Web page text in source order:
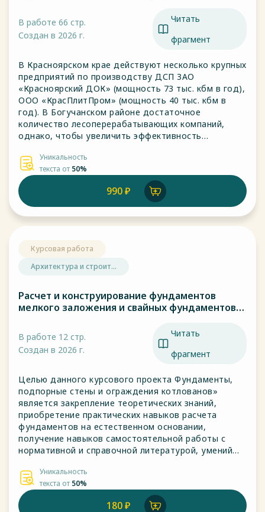
В работе 66 стр.
Создан в 2026 г.
Читать
фрагмент
В Красноярском крае действуют несколько крупных
предприятий по производству ДСП ЗАО
«Красноярский ДОК» (мощность 73 тыс. кбм в год),
ООО «КрасПлитПром» (мощность 40 тыс. кбм в
год). В Богучанском районе достаточное
количество лесоперерабатывающих компаний,
однако, чтобы увеличить эффективность
качественными, необходимо сделать их
безотходными, что и позволяет создать
производство по выпуску древесно-стружечных
Уникальность
текста от 50%
990 ₽
Курсовая работа
Архитектура и строит...
Расчет и конструирование фундаментов
мелкого заложения и свайных фундаментов
В работе 12 стр.
Создан в 2026 г.
Читать
фрагмент
Целью данного курсового проекта Фундаменты,
подпорные стены и ограждения котлованов»
является закрепление теоретических знаний,
приобретение практических навыков расчета
фундаментов на естественном основании,
получение навыков самостоятельной работы с
нормативной и справочной литературой, умений
оформления чертежей.
Уникальность
текста от 50%
180 ₽